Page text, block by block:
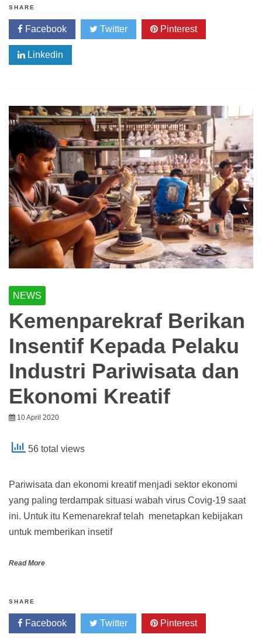
SHARE
Facebook Twitter Pinterest
Linkedin
NEWS
Kemenparekraf Berikan
Insentif Kepada Pelaku
Industri Pariwisata dan
Ekonomi Kreatif
10 April 2020
56 total views
Pariwisata dan ekonomi kreatif menjadi sektor ekonomi
yang paling terdampak situasi wabah virus Covig-19 saat
ini. Untuk itu Kemenarekraf telah menetapkan kebijakan
untuk memberikan insetif
Read More
SHARE
Facebook Twitter Pinterest